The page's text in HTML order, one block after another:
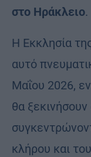
στο Ηράκλειο.
Η Εκκλησία
αυτό
Μαΐου 2026,
θα
κλήρου και